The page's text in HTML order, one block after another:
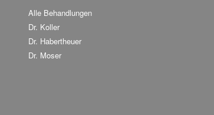
Alle Behandlungen
Dr. Koller
Dr. Habertheuer
Dr. Moser